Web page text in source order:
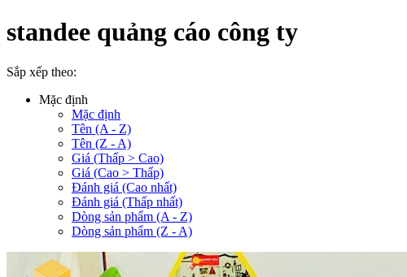
standee quảng cáo công ty
Sắp xếp theo:
Mặc định
Mặc định
Tên (A - Z)
Tên (Z - A)
Giá (Thấp > Cao)
Giá (Cao > Thấp)
Đánh giá (Cao nhất)
Đánh giá (Thấp nhất)
Dòng sản phẩm (A - Z)
Dòng sản phẩm (Z - A)